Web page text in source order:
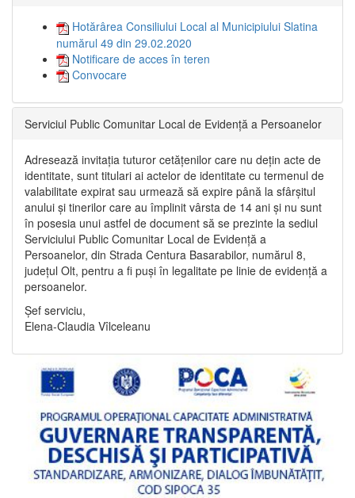
Hotărârea Consiliului Local al Municipiului Slatina
numărul 49 din 29.02.2020
Notificare de acces în teren
Convocare
Serviciul Public Comunitar Local de Evidență a Persoanelor
Adresează invitația tuturor cetățenilor care nu dețin acte de
identitate, sunt titulari ai actelor de identitate cu termenul de
valabilitate expirat sau urmează să expire până la sfârșitul
anului și tinerilor care au împlinit vârsta de 14 ani și nu sunt
în posesia unui astfel de document să se prezinte la sediul
Serviciului Public Comunitar Local de Evidență a
Persoanelor, din Strada Centura Basarabilor, numărul 8,
județul Olt, pentru a fi puși în legalitate pe linie de evidență a
persoanelor.
Șef serviciu,
Elena-Claudia Vîlceleanu